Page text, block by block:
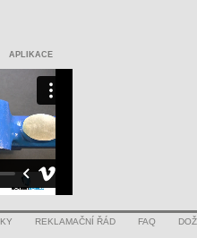
APLIKACE
REKLAMAČNÍ ŘÁD FAQ